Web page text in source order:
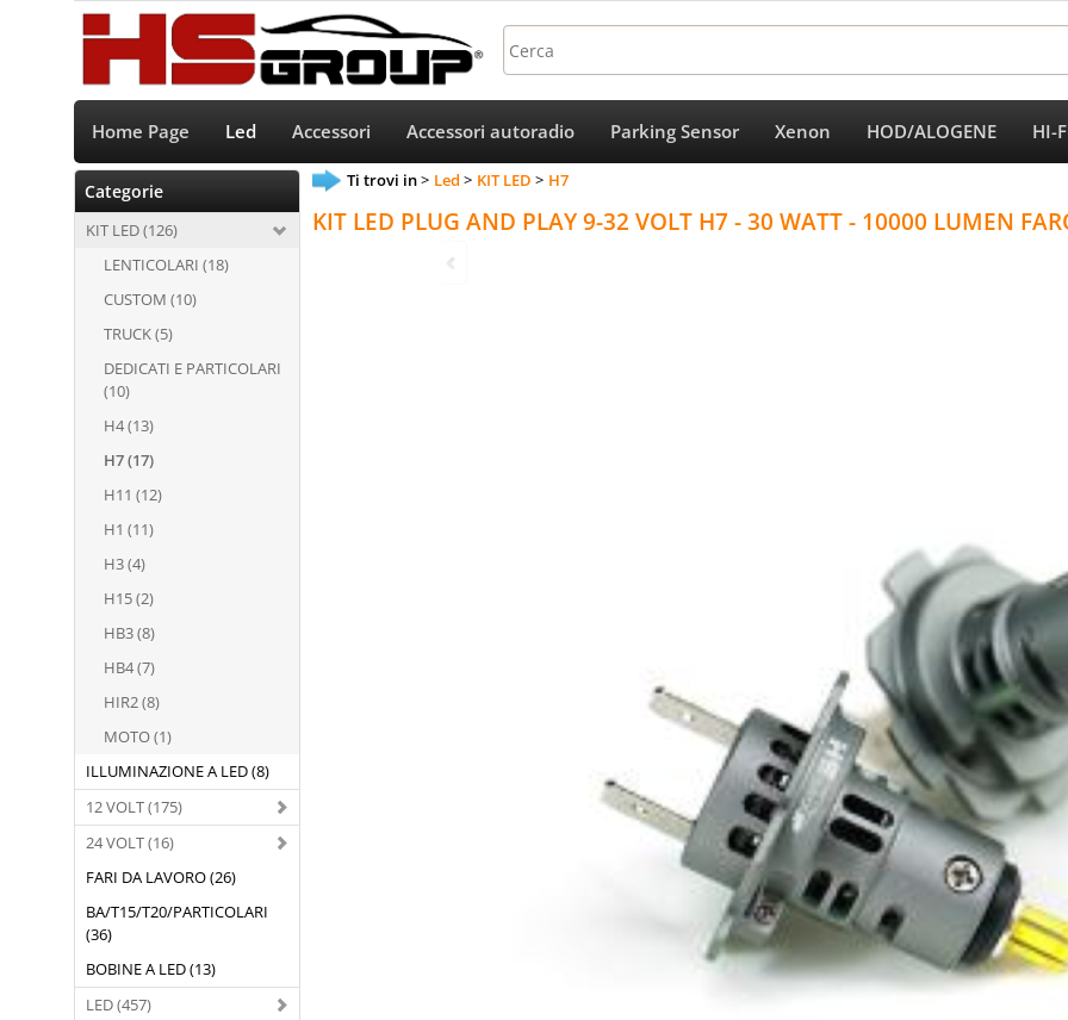
Per
Home Page Led Accessori Accessori autoradio Parking Sensor Xenon HOD/ALOGENE HI-
Categorie
KIT LED (126)
LENTICOLARI (18)
CUSTOM (10)
TRUCK (5)
DEDICATI E PARTICOLARI
(10)
H4 (13)
H7 (17)
H11 (12)
H1 (11)
H3 (4)
H15 (2)
HB3 (8)
HB4 (7)
HIR2 (8)
MOTO (1)
ILLUMINAZIONE A LED (8)
12 VOLT (175)
24 VOLT (16)
FARI DA LAVORO (26)
BA/T15/T20/PARTICOLARI
(36)
BOBINE A LED (13)
LED (457)
Ti trovi in Led KIT LED H7
KIT LED PLUG AND PLAY 9-32 VOLT H7 - 30 WATT - 10000 LUMEN